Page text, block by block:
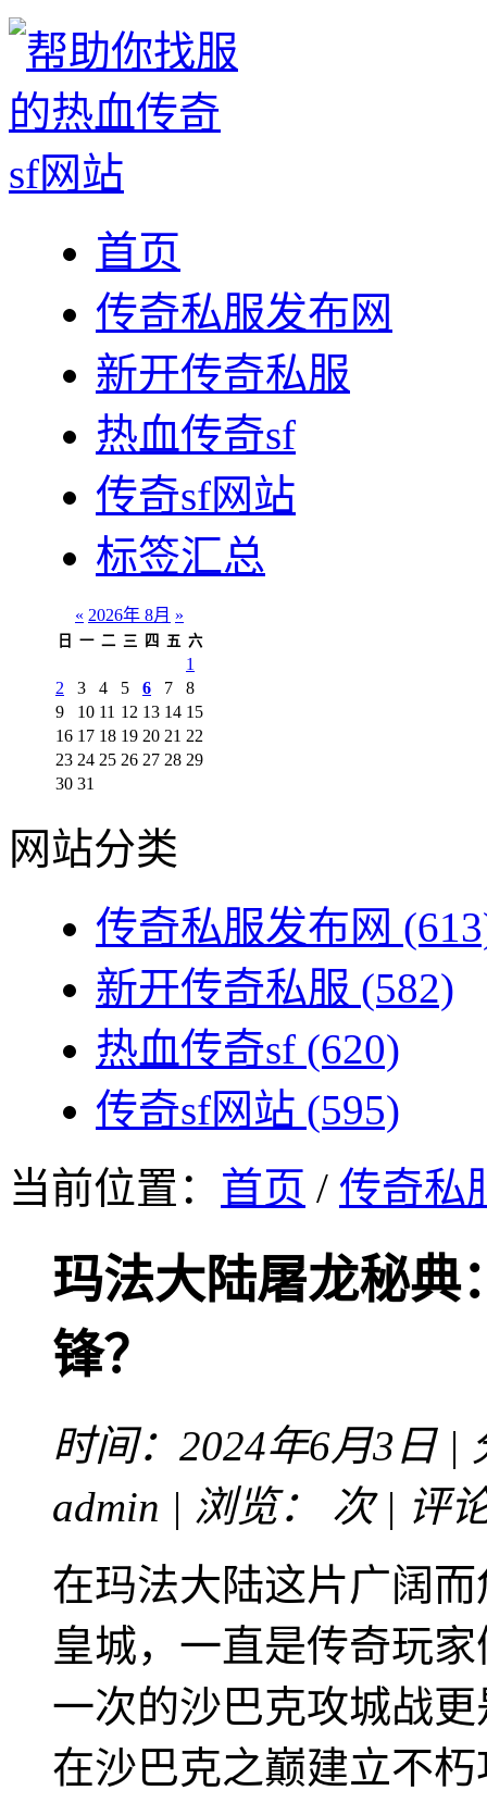
首页
传奇私服发布网
新开传奇私服
热血传奇sf
传奇sf网站
标签汇总
« 2026年 8月 »
日 一 二 三 四 五 六
1
2
3 4 5 6 7
8
9
10 11 12 13 14 15
16 17 18 19 20 21 22
23 24 25 26 27 28 29
30 31
网站分类
传奇私服发布网
新开传奇私服 (582)
热血传奇sf (620)
传奇sf网站 (595)
当前位置： 首页 / 传奇私
玛法大陆屠龙秘典
锋？
时间：2024年6月3日 |
admin | 浏览：
次 | 评
在玛法大陆这片广阔
皇城，一直是传奇玩
一次的沙巴克攻城战
在沙巴克之巅建立不